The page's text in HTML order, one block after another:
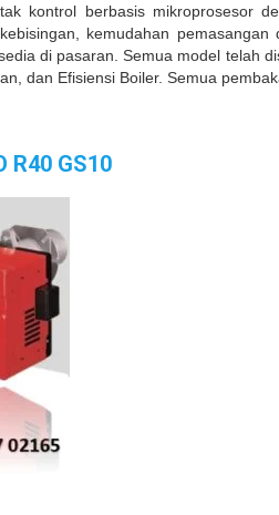
kontrol berbasis mikroprosesor
kemudahan
di pasaran. Semua model telah
dan Efisiensi Boiler. Semua
R40 GS10